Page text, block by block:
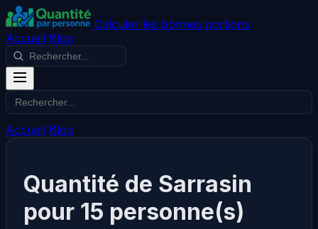
Calculer les bonnes portions
Accueil Blog
Accueil Blog
Quantité de Sarrasin
pour 15 personne(s)